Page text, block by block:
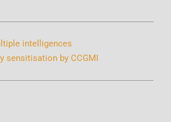
intelligences
sensitisation by CCGMI